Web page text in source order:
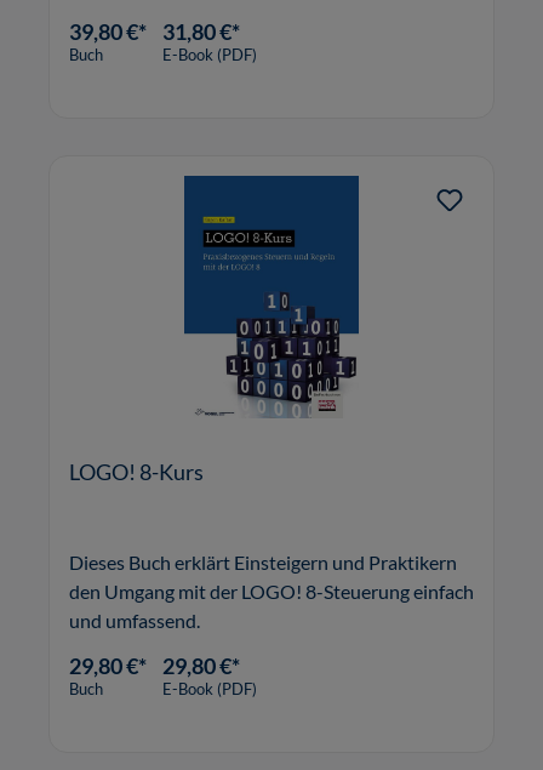
39,80 €*
Buch
31,80 €*
E-Book (PDF)
LOGO! 8-Kurs
Dieses Buch erklärt Einsteigern und Praktikern
den Umgang mit der LOGO! 8-Steuerung einfach
und umfassend.
29,80 €*
Buch
29,80 €*
E-Book (PDF)